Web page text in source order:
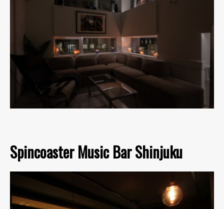
Spincoaster Music Bar Shinjuku